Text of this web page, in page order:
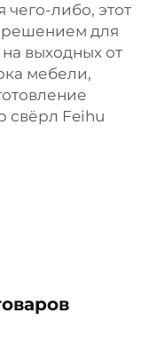
либо, этот
решением для
выходных от
мебели,
свёрл Feihu